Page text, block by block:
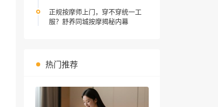
正规按摩师上门，穿不穿统一工
服？舒养同城按摩揭秘内幕
热门推荐